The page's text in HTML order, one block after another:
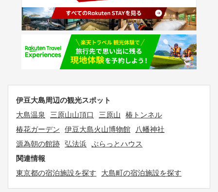
伊豆大島周辺の観光スポット
大島温泉
三原山山頂口 三原山
椿トンネル
椿花ガーデン
伊豆大島火山博物館
八幡神社
源為朝の館跡 弘法浜 ぶらっとハウス
関連情報
東京都の宿泊施設を探す
大島町の宿泊施設を探す